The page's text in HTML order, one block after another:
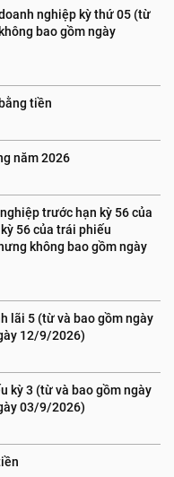
nghiệp kỳ thứ 05 (từ
bao gồm ngày
tiền
năm 2026
trước hạn kỳ 56 của
56 của trái phiếu
không bao gồm ngày
lãi 5 (từ và bao gồm ngày
12/9/2026)
kỳ 3 (từ và bao gồm ngày
03/9/2026)